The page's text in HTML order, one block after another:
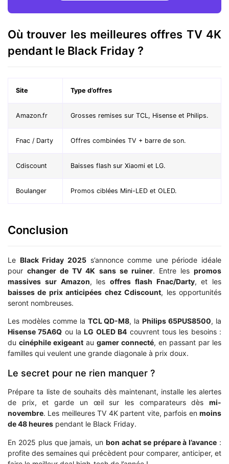
Où trouver les meilleures offres TV 4K
pendant le Black Friday ?
Site Type d’offres
Amazon.fr Grosses remises sur TCL, Hisense et Philips.
Fnac / Darty Offres combinées TV + barre de son.
Cdiscount Baisses flash sur Xiaomi et LG.
Boulanger Promos ciblées Mini-LED et OLED.
Conclusion
Le Black Friday 2025s’annonce comme une période idéale
pourchanger de TV 4K sans se ruiner. Entre lespromos
massives sur Amazon, les offres flash Fnac/Darty, et les
baisses de prix anticipées chez Cdiscount, les opportunités
seront nombreuses.
Les modèles comme la TCL QD-M8, laPhilips 65PUS8500, la
Hisense 75A6Q ou laLG OLED B4 couvrent tous les besoins :
du cinéphile exigeant au gamer connecté, en passant par les
familles qui veulent une grande diagonale à prix doux.
Le secret pour ne rien manquer ?
Prépare ta liste de souhaits dès maintenant, installe les alertes
de prix, et garde un œil sur les comparateurs dès mi-
novembre. Les meilleures TV 4K partent vite, parfois en moins
de 48 heures pendant le Black Friday.
En 2025 plus que jamais, un bon achat se prépare à l’avance :
profite des semaines qui précèdent pour comparer, anticiper, et